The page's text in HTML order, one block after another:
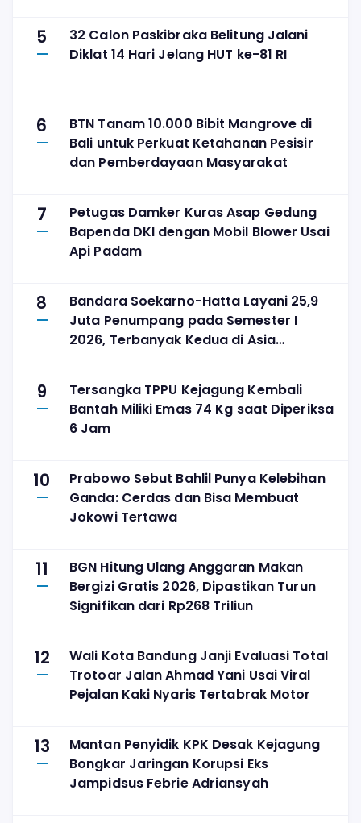
5
32 Calon Paskibraka Belitung Jalani
Diklat 14 Hari Jelang HUT ke-81 RI
6
BTN Tanam 10.000 Bibit Mangrove di
Bali untuk Perkuat Ketahanan Pesisir
dan Pemberdayaan Masyarakat
7
Petugas Damker Kuras Asap Gedung
Bapenda DKI dengan Mobil Blower Usai
Api Padam
8
Bandara Soekarno-Hatta Layani 25,9
Juta Penumpang pada Semester I
2026, Terbanyak Kedua di Asia
9
Tersangka TPPU Kejagung Kembali
Bantah Miliki Emas 74 Kg saat Diperiksa
6 Jam
10
Prabowo Sebut Bahlil Punya Kelebihan
Ganda: Cerdas dan Bisa Membuat
Jokowi Tertawa
11
BGN Hitung Ulang Anggaran Makan
Bergizi Gratis 2026, Dipastikan Turun
Signifikan dari Rp268 Triliun
12
Wali Kota Bandung Janji Evaluasi Total
Trotoar Jalan Ahmad Yani Usai Viral
Pejalan Kaki Nyaris Tertabrak Motor
13
Mantan Penyidik KPK Desak Kejagung
Bongkar Jaringan Korupsi Eks
Jampidsus Febrie Adriansyah